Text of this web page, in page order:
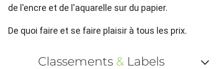
de l'encre et de l'aquarelle sur du papier.
De quoi faire et se faire plaisir à tous les prix.
Classements & Labels